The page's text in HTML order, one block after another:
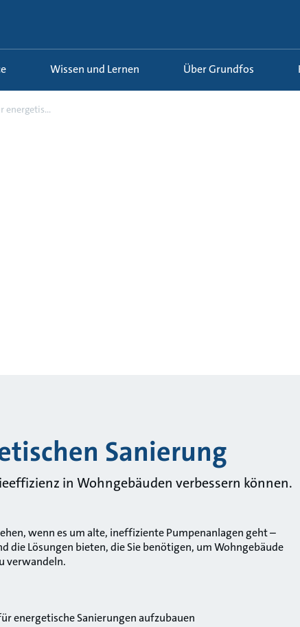
Wissen und Lernen Über Grundfos
energetis...
Sanierung
in Wohngebäuden verbessern können.
wenn es um alte, ineffiziente Pumpenanlagen geht –
Lösungen bieten, die Sie benötigen, um Wohngebäude
verwandeln.
energetische Sanierungen aufzubauen